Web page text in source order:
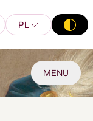
PL
MENU